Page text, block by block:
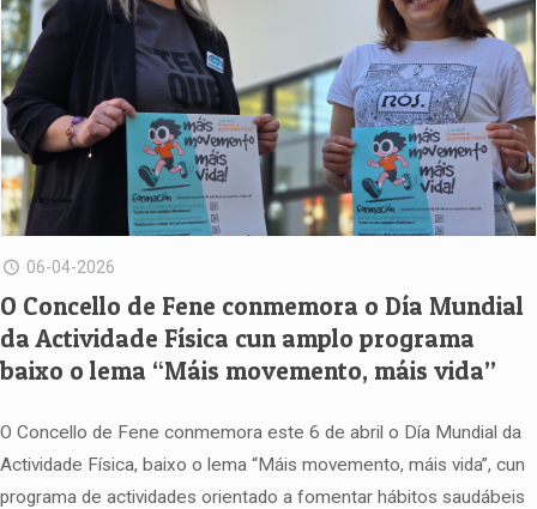
06-04-2026
O Concello de Fene conmemora o Día Mundial
da Actividade Física cun amplo programa
baixo o lema “Máis movemento, máis vida”
O Concello de Fene conmemora este 6 de abril o Día Mundial da
Actividade Física, baixo o lema “Máis movemento, máis vida”, cun
programa de actividades orientado a fomentar hábitos saudábeis